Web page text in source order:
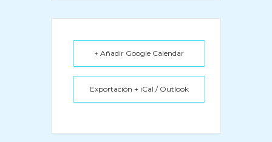
+ Añadir Google Calendar
Exportación + iCal / Outlook